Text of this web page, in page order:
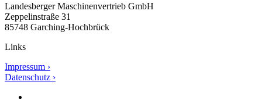
Landesberger Maschinenvertrieb GmbH
Zeppelinstraße 31
85748 Garching-Hochbrück
Links
Impressum ›
Datenschutz ›